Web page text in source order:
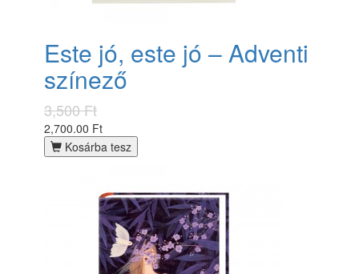
Este jó, este jó – Adventi
színező
3,500 Ft
2,700.00 Ft
Kosárba tesz